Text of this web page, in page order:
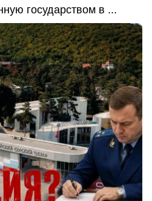
государством в ...